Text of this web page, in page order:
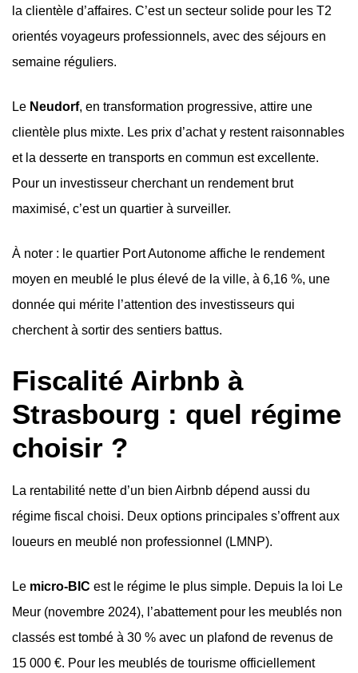
la clientèle d’affaires. C’est un secteur solide pour les T2
orientés voyageurs professionnels, avec des séjours en
semaine réguliers.
Le Neudorf, en transformation progressive, attire une
clientèle plus mixte. Les prix d’achat y restent raisonnables
et la desserte en transports en commun est excellente.
Pour un investisseur cherchant un rendement brut
maximisé, c’est un quartier à surveiller.
À noter : le quartier Port Autonome affiche le rendement
moyen en meublé le plus élevé de la ville, à 6,16 %, une
donnée qui mérite l’attention des investisseurs qui
cherchent à sortir des sentiers battus.
Fiscalité Airbnb à
Strasbourg : quel régime
choisir ?
La rentabilité nette d’un bien Airbnb dépend aussi du
régime fiscal choisi. Deux options principales s’offrent aux
loueurs en meublé non professionnel (LMNP).
Le micro-BIC est le régime le plus simple. Depuis la loi Le
Meur (novembre 2024), l’abattement pour les meublés non
classés est tombé à 30 % avec un plafond de revenus de
15 000 €. Pour les meublés de tourisme officiellement